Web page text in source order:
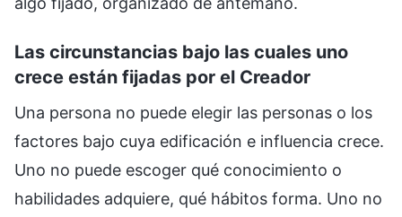
Las circunstancias bajo las cuales uno
crece están fijadas por el Creador
Una persona no puede elegir las personas o los
factores bajo cuya edificación e influencia crece.
Uno no puede escoger qué conocimiento o
habilidades adquiere, qué hábitos forma. Uno no